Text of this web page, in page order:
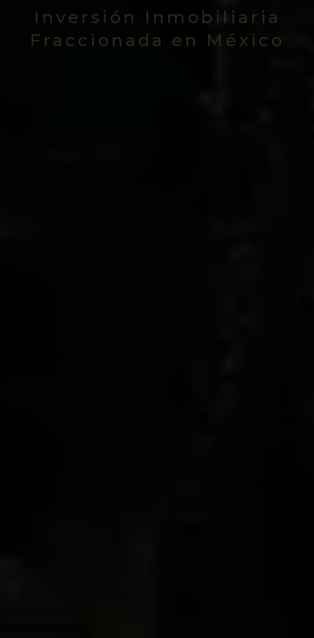
Inversión Inmobiliaria
Fraccionada en México